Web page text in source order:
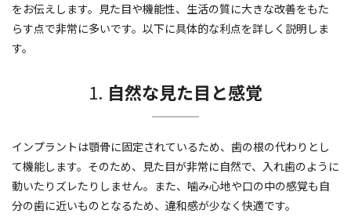
をお伝えします。見た目や機能性、生活の質に大きな改善をもた
らす点で非常に多いです。以下に具体的な利点を詳しく説明しま
す。
1. 自然な見た目と感覚
インプラントは顎骨に固定されているため、歯の根の代わりとし
て機能します。そのため、見た目が非常に自然で、入れ歯のように
動いたりズレたりしません。また、噛み心地や口の中の感覚も自
分の歯に近いものとなるため、違和感が少なく快適です。